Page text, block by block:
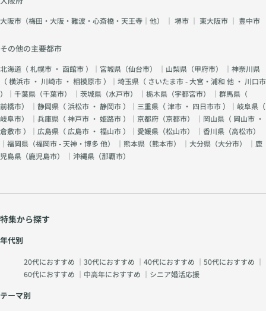
大阪市（梅田・大阪・難波・心斎橋・天王寺｜他） ｜ 堺市 ｜ 東大阪市 ｜ 豊中市
その他の主要都市
北海道（札幌市 ・ 函館市）｜宮城県（仙台市） ｜山梨県（甲府市） ｜神奈川県
（横浜市 ・ 川崎市 ・ 相模原市）｜埼玉県（ さいたま市 - 大宮・浦和 他 ・ 川口市
）｜千葉県（千葉市） ｜茨城県（水戸市） ｜栃木県（宇都宮市） ｜群馬県（
前橋市） ｜静岡県（浜松市 ・ 静岡市）｜三重県（津市 ・ 四日市市）｜岐阜県（
岐阜市） ｜兵庫県（神戸市 ・ 姫路市）｜京都府（京都市） ｜岡山県（ 岡山市 ・
倉敷市）｜広島県（ 広島市 ・ 福山市）｜愛媛県（松山市） ｜香川県（高松市）
｜福岡県（福岡市 - 天神・博多 他） ｜熊本県（熊本市） ｜大分県（大分市） ｜鹿
児島県（鹿児島市） ｜沖縄県（那覇市）
特集から探す
年代別
20代におすすめ ｜ 30代におすすめ ｜ 40代におすすめ ｜ 50代におすすめ ｜
60代におすすめ ｜ 中高年におすすめ ｜ シニア婚活応援
テーマ別